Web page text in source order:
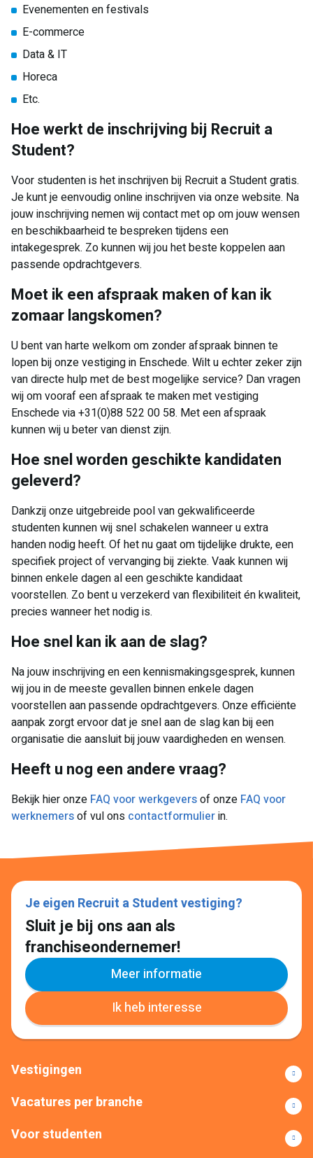
Evenementen en festivals
E-commerce
Data & IT
Horeca
Etc.
Hoe werkt de inschrijving bij Recruit a
Student?
Voor studenten is het inschrijven bij Recruit a Student gratis.
Je kunt je eenvoudig online inschrijven via onze website. Na
jouw inschrijving nemen wij contact met op om jouw wensen
en beschikbaarheid te bespreken tijdens een
intakegesprek. Zo kunnen wij jou het beste koppelen aan
passende opdrachtgevers.
Moet ik een afspraak maken of kan ik
zomaar langskomen?
U bent van harte welkom om zonder afspraak binnen te
lopen bij onze vestiging in Enschede. Wilt u echter zeker zijn
van directe hulp met de best mogelijke service? Dan vragen
wij om vooraf een afspraak te maken met vestiging
Enschede via +31(0)88 522 00 58. Met een afspraak
kunnen wij u beter van dienst zijn.
Hoe snel worden geschikte kandidaten
geleverd?
Dankzij onze uitgebreide pool van gekwalificeerde
studenten kunnen wij snel schakelen wanneer u extra
handen nodig heeft. Of het nu gaat om tijdelijke drukte, een
specifiek project of vervanging bij ziekte. Vaak kunnen wij
binnen enkele dagen al een geschikte kandidaat
voorstellen. Zo bent u verzekerd van flexibiliteit én kwaliteit,
precies wanneer het nodig is.
Hoe snel kan ik aan de slag?
Na jouw inschrijving en een kennismakingsgesprek, kunnen
wij jou in de meeste gevallen binnen enkele dagen
voorstellen aan passende opdrachtgevers. Onze efficiënte
aanpak zorgt ervoor dat je snel aan de slag kan bij een
organisatie die aansluit bij jouw vaardigheden en wensen.
Heeft u nog een andere vraag?
Bekijk hier onze FAQ voor werkgeversof onze FAQ voor
werknemersof vul ons contactformulierin.
Je eigen Recruit a Student vestiging?
Sluit je bij ons aan als
franchiseondernemer!
Meer informatie
Ik heb interesse
Vestigingen
Vacatures per branche
Voor studenten